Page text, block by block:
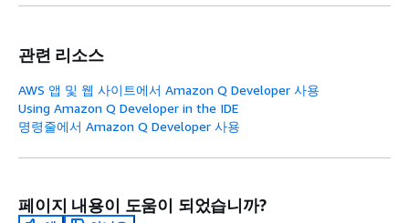
관련 리소스
AWS 앱 및 웹 사이트에서 Amazon Q Developer 사용
Using Amazon Q Developer in the IDE
명령줄에서 Amazon Q Developer 사용
페이지 내용이 도움이 되었습니까?